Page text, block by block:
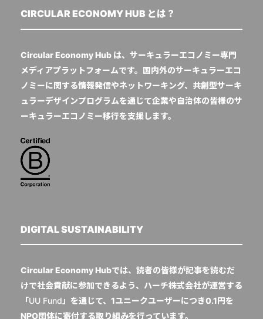
CIRCULAR ECONOMY HUB とは？
Circular Economy Hub は、サーキュラーエコノミー専門
メディアプラットフォームです。国内外のサーキュラーエコ
ノミーに関する情報発信やネットワーキング、共創型サーキ
ュラーデザインプログラムを通じて企業や自治体の皆様のサ
ーキュラーエコノミー移行を支援します。
DIGITAL SUSTAINABILITY
Circular Economy Hubでは、読者の皆様が記事を読むだ
けで社会貢献に参加できるよう、ハーチ株式会社が運営する
「UU Fund 」を通じて、1ユニークユーザーにつき0.1円を
NPO団体に寄付する取り組みを行っています。